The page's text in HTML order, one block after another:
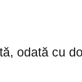
odată cu